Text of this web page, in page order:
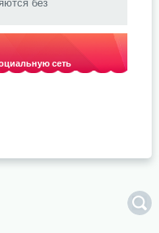
без
сеть